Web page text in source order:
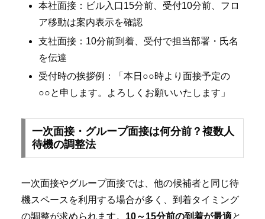
本社面接：ビル入口15分前、受付10分前、フロ
ア移動は案内表示を確認
支社面接：10分前到着、受付で担当部署・氏名
を伝達
受付時の挨拶例：「本日○○時より面接予定の
○○と申します。よろしくお願いいたします」
一次面接・グループ面接は何分前？複数人
待機の調整法
一次面接やグループ面接では、他の候補者と同じ待
機スペースを利用する場合が多く、到着タイミング
の調整が求められます。 10～15分前の到着が最適と